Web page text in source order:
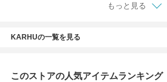
もっと見る
KARHUの一覧を見る
このストアの人気アイテムランキング